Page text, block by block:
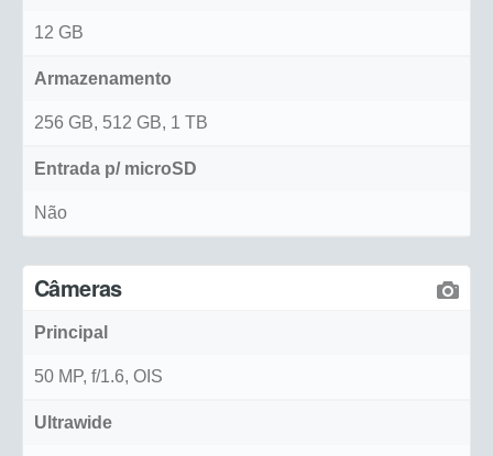
12 GB
Armazenamento
256 GB, 512 GB, 1 TB
Entrada p/ microSD
Não
Câmeras
Principal
50 MP, f/1.6, OIS
Ultrawide